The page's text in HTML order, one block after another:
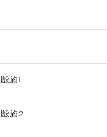
施1
施２